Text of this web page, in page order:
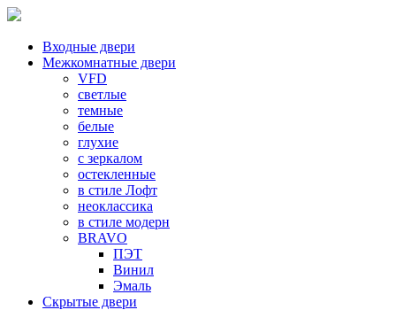
Входные двери
Межкомнатные двери
VFD
светлые
темные
белые
глухие
с зеркалом
остекленные
в стиле Лофт
неоклассика
в стиле модерн
BRAVO
ПЭТ
Винил
Эмаль
Скрытые двери